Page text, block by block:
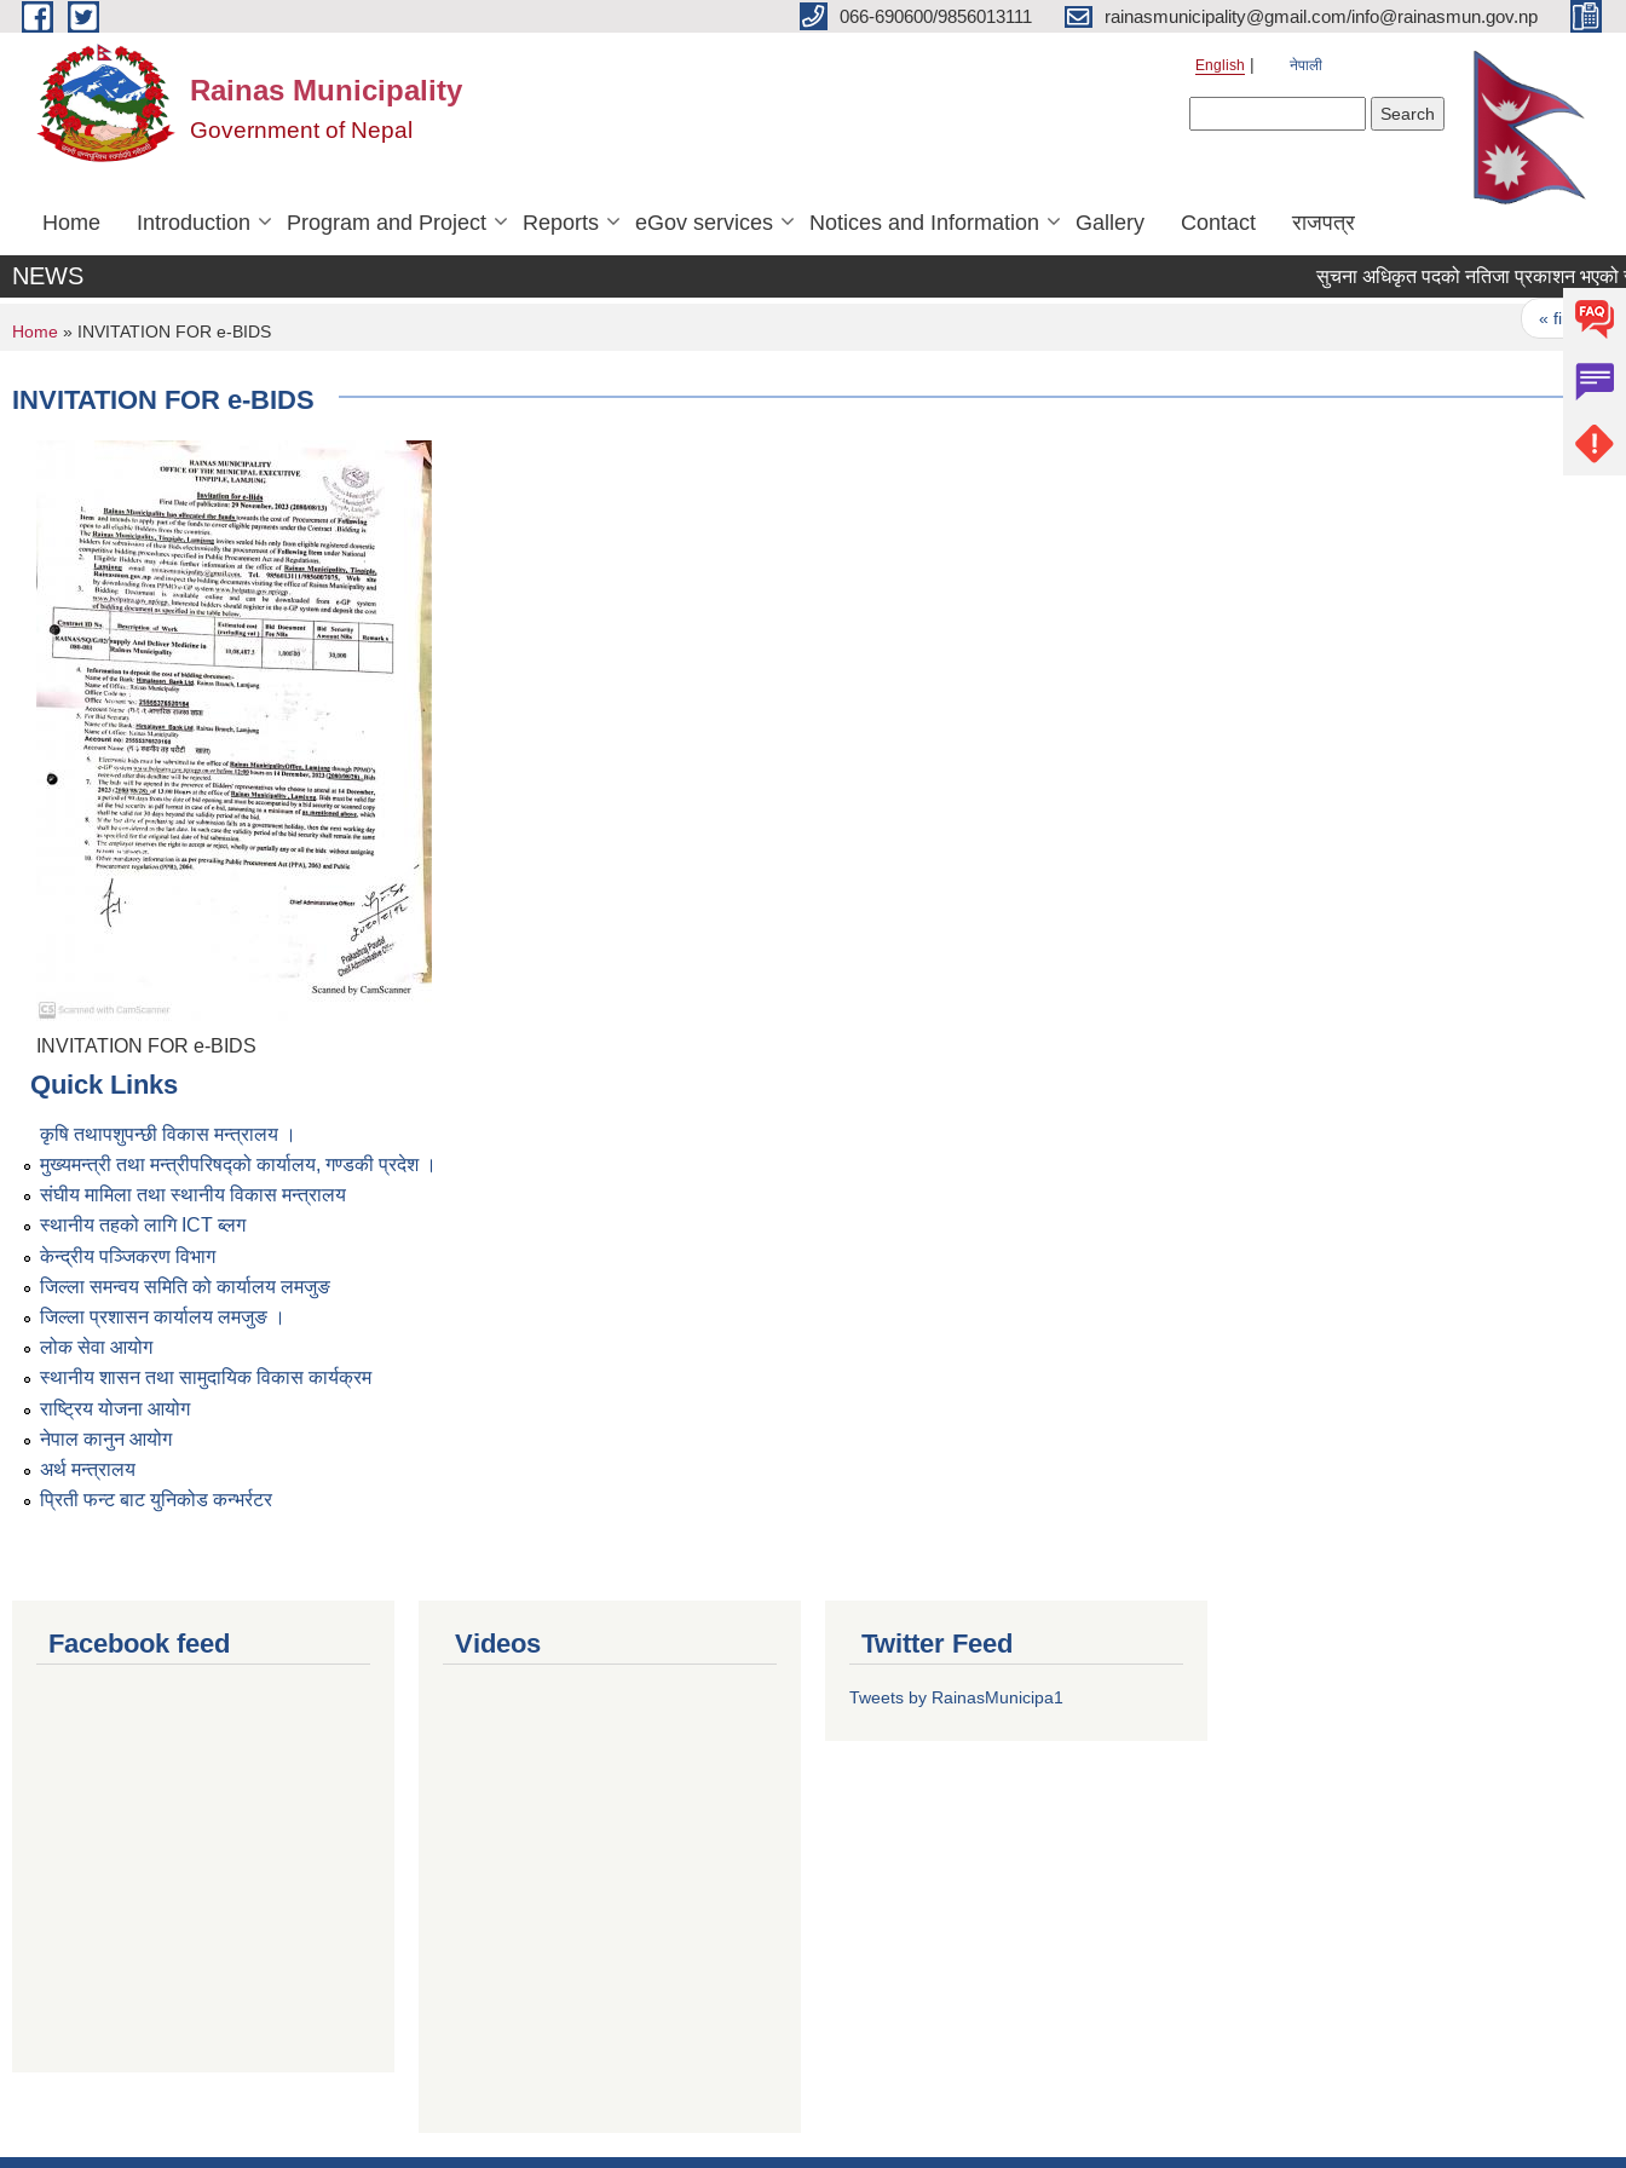
Skip to main content 066-690600/9856013111 rainasmunicipality@gmail.com/info@rainasmun.gov.np
Rainas Municipality
Government of Nepal
English नेपाली
Home Introduction Program and Project Reports eGov services Notices and Information Gallery Contact राजपत्र
NEWS सुचना अधिकृत पदको नतिजा प्रकाशन भएको
« first
You are here
Home » INVITATION FOR e-BIDS
INVITATION FOR e-BIDS
INVITATION FOR e-BIDS
Quick Links
कृषि तथापशुपन्छी विकास मन्त्रालय ।
मुख्यमन्त्री तथा मन्त्रीपरिषद्को कार्यालय, गण्डकी प्रदेश ।
संघीय मामिला तथा स्थानीय विकास मन्त्रालय
स्थानीय तहको लागि ICT ब्लग
केन्द्रीय पञ्जिकरण विभाग
जिल्ला समन्वय समिति को कार्यालय लमजुङ
जिल्ला प्रशासन कार्यालय लमजुङ ।
लोक सेवा आयोग
स्थानीय शासन तथा सामुदायिक विकास कार्यक्रम
राष्ट्रिय योजना आयोग
नेपाल कानुन आयोग
अर्थ मन्त्रालय
प्रिती फन्ट बाट युनिकोड कन्भर्रटर
Facebook feed Videos Twitter Feed
Tweets by RainasMunicipa1